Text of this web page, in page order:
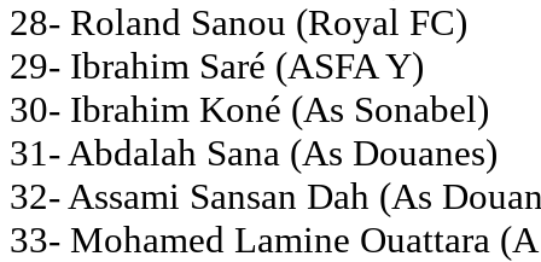
28- Roland Sanou (Royal FC)
29- Ibrahim Saré (ASFA Y)
30- Ibrahim Koné (As Sonabel)
31- Abdalah Sana (As Douanes)
32- Assami Sansan Dah (As
33- Mohamed Lamine Ouattara